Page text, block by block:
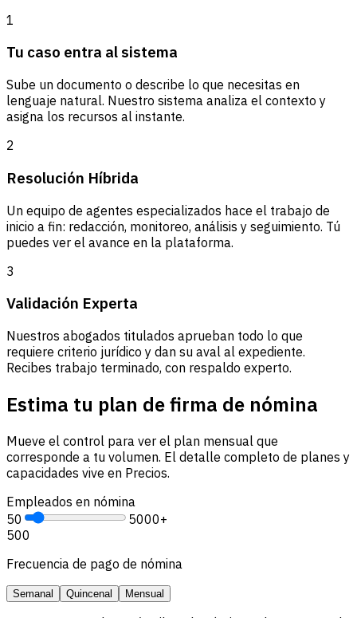
1
Tu caso entra al sistema
Sube un documento o describe lo que necesitas en
lenguaje natural. Nuestro sistema analiza el contexto y
asigna los recursos al instante.
2
Resolución Híbrida
Un equipo de agentes especializados hace el trabajo de
inicio a fin: redacción, monitoreo, análisis y seguimiento. Tú
puedes ver el avance en la plataforma.
3
Validación Experta
Nuestros abogados titulados aprueban todo lo que
requiere criterio jurídico y dan su aval al expediente.
Recibes trabajo terminado, con respaldo experto.
Estima tu plan de firma de nómina
Mueve el control para ver el plan mensual que
corresponde a tu volumen. El detalle completo de planes y
capacidades vive en Precios.
Empleados en nómina
50
5000+
500
Frecuencia de pago de nómina
Semanal Quincenal Mensual